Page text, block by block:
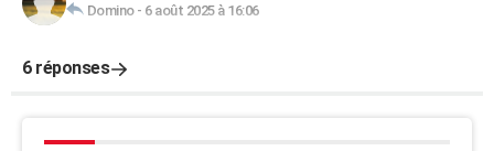
Domino- 6 août 2025 à 16:06
6 réponses